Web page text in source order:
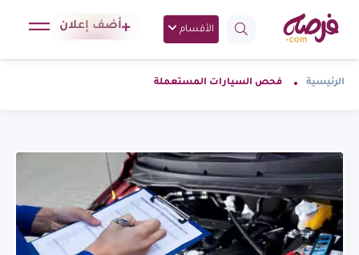
الأقسام أضف إعلان
الرئيسية فحص السيارات المستعملة